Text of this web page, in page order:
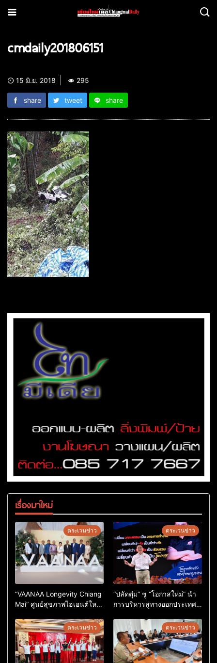
cmdaily201806151
15 มิ.ย. 2018 295
share tweet share
เรื่องมาใหม่
ตระเวนข่าว
“VAANAA Longevity Chiang
Mai” ศูนย์สุขภาพไฮเอนต์ใหญ่
ตระเวนข่าว
“ปลัดตุ๋ม” ชู “โอกาสใหม่” นำ
การบริหารสู่ทางออกประเทศ
ตระเวนข่าว ตระเวนข่าว